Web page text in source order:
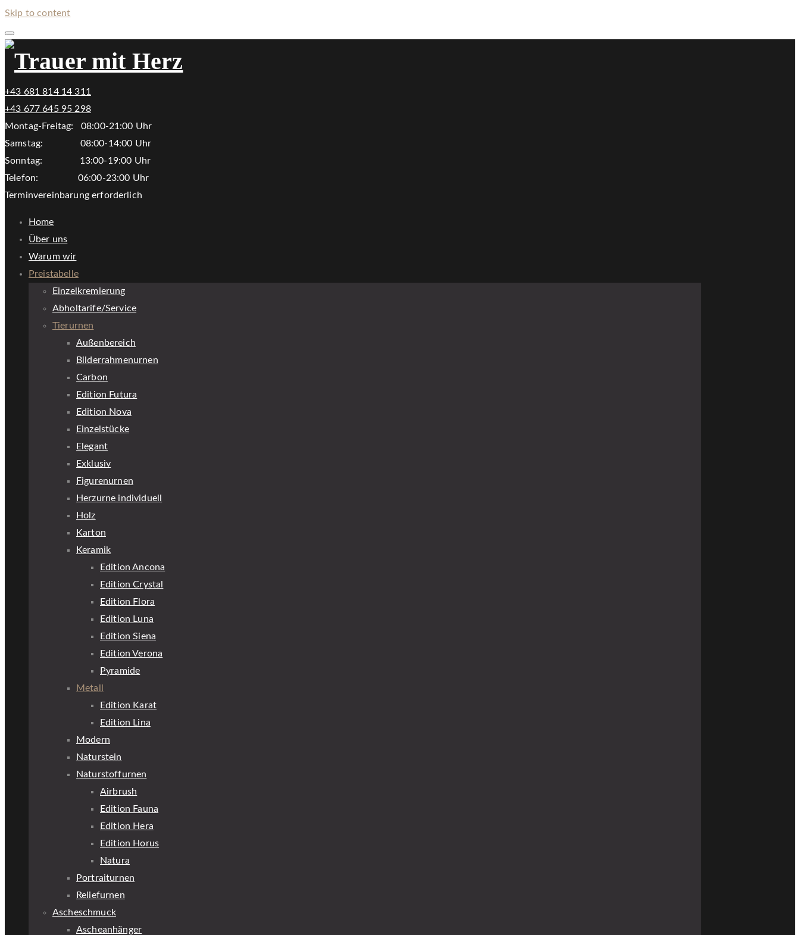
Skip to content
+43 681 814 14 311
+43 677 645 95 298
Montag-Freitag: 08:00-21:00 Uhr
Samstag: 08:00-14:00 Uhr
Sonntag: 13:00-19:00 Uhr
Telefon: 06:00-23:00 Uhr
Terminvereinbarung erforderlich
Home
Über uns
Warum wir
Preistabelle
Einzelkremierung
Abholtarife/Service
Tierurnen
Außenbereich
Bilderrahmenurnen
Carbon
Edition Futura
Edition Nova
Einzelstücke
Elegant
Exklusiv
Figurenurnen
Herzurne individuell
Holz
Karton
Keramik
Edition Ancona
Edition Crystal
Edition Flora
Edition Luna
Edition Siena
Edition Verona
Pyramide
Metall
Edition Karat
Edition Lina
Modern
Naturstein
Naturstoffurnen
Airbrush
Edition Fauna
Edition Hera
Edition Horus
Natura
Portraiturnen
Reliefurnen
Ascheschmuck
Ascheanhänger